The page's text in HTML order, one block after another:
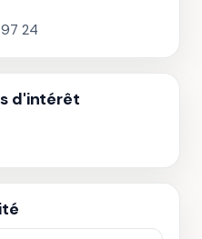
24
d'intérêt